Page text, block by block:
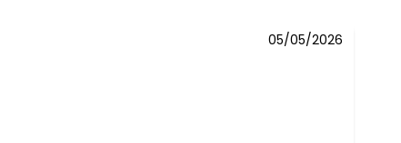
05/05/2026